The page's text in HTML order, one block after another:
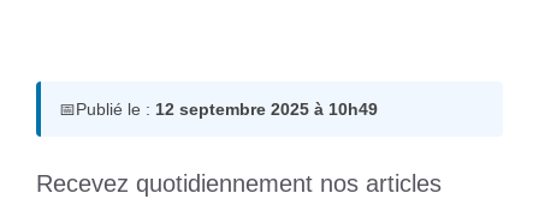
📅Publié le : 12 septembre 2025 à 10h49
Recevez quotidiennement nos articles